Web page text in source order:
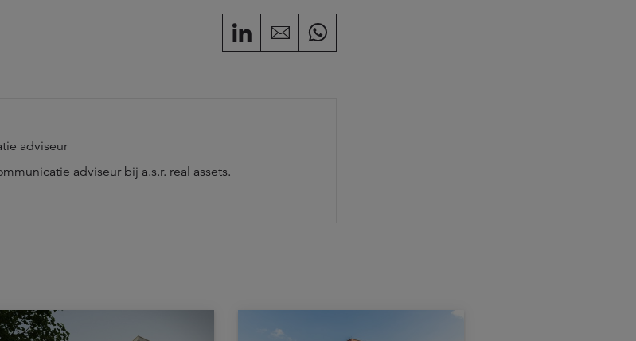
adviseur
adviseur bij a.s.r. real assets.